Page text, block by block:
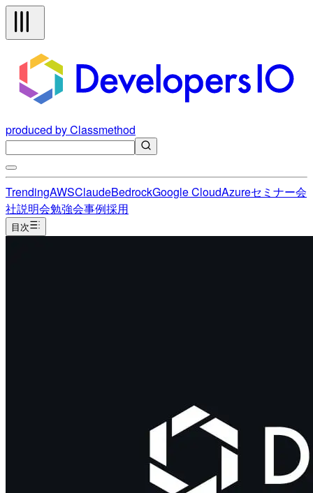
produced by Classmethod
TrendingAWSClaudeBedrockGoogle CloudAzureセミナー会
社説明会勉強会事例採用
目次